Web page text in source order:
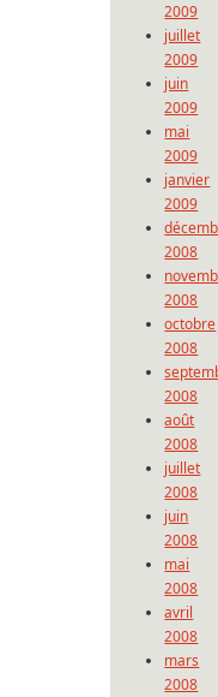
2009
juillet
2009
juin
2009
mai
2009
janvier
2009
2008
2008
octobre
2008
2008
août
2008
juillet
2008
juin
2008
mai
2008
avril
2008
mars
2008